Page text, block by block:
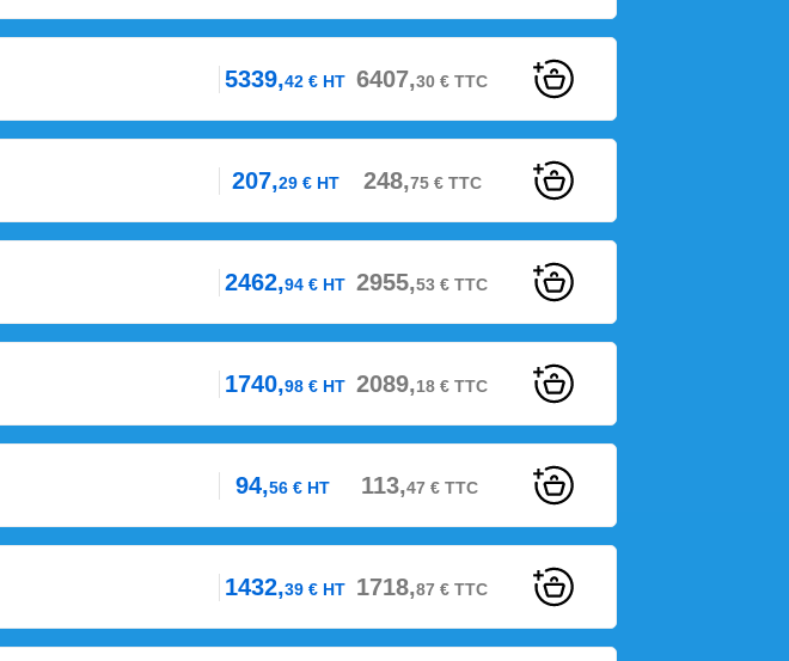
5339,42 € HT 6407,30 € TTC
207,29€HT 248,75€TTC
2462,94 € HT 2955,53 € TTC
1740,98 € HT 2089,18 € TTC
94,56€HT 113,47 €TTC
1432,39 € HT 1718,87 € TTC